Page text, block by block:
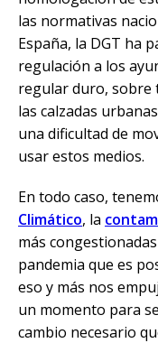
las normativas
España, la DGT ha
regulación a los
regular duro, sobre
las calzadas
una dificultad de
usar estos medios.
En todo caso,
Climático, la
más
pandemia que es
eso y más nos
un momento para
cambio necesario